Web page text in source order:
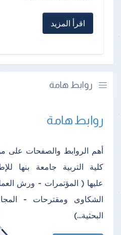
اقرأ المزيد
روابط هامة
روابط هامة
أهم الروابط والصفحات على
كلية التربية جامعة بنها
عليها ( المؤتمرات - ورش
الشكاوى ومقترحات -
البحثية...)